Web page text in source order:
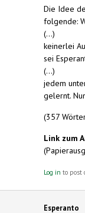
Die Idee
folgende:
(...)
keinerlei
sei
(...)
jedem
gelernt.
(357
Link zum
Log in to post
Esperanto